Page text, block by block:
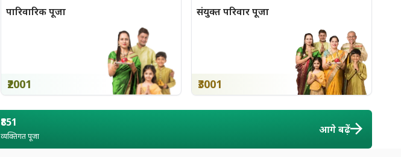
पारिवारिक पूजा
₹2001
संयुक्त परिवार पूजा
₹3001
₹851
व्यक्तिगत पूजा
आगे बढ़ें